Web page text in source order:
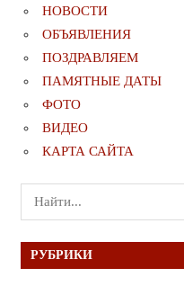
НОВОСТИ
ОБЪЯВЛЕНИЯ
ПОЗДРАВЛЯЕМ
ПАМЯТНЫЕ ДАТЫ
ФОТО
ВИДЕО
КАРТА САЙТА
Поиск
для:
РУБРИКИ